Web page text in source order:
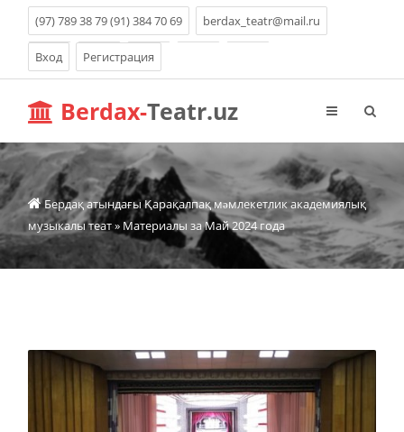
(97) 789 38 79 (91) 384 70 69 berdax_teatr@mail.ru
Вход Регистрация
Berdax-Teatr.uz
Бердақ атындағы Қарақалпақ мəмлекетлик академиялық
музыкалы теат» Материалы за Май 2024 года